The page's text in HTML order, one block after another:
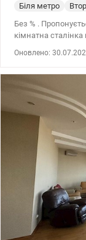
Біля метро
Без % .
кімнатна
метро . По-друге,
функціональне
який час є
метрів. Санвузол
також на палац Україна . Поруч дитсадки,
спортивний
ринок .
розглядаємо
варіант для
Геннадій . Valion
Оновлено: